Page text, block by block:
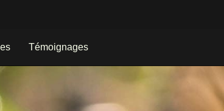
Témoignages